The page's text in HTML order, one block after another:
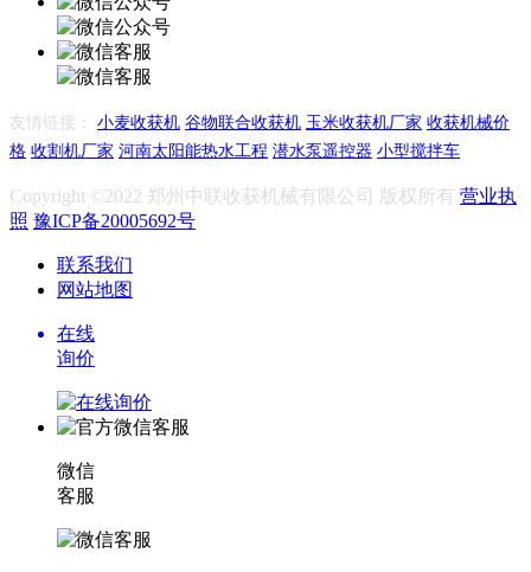
友情链接： 小麦收获机 谷物联合收获机 玉米收获机厂家 收获机械价
格 收割机厂家 河南太阳能热水工程 潜水泵遥控器 小型搅拌车
Copyright ©2022 郑州中联收获机械有限公司 版权所有 营业执
照 豫ICP备20005692号
联系我们
网站地图
在线
询价
微信
客服